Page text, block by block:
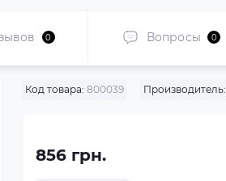
0 Вопросы 0
Код товара: 800039 Производитель:
856 грн.